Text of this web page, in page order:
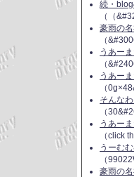
続・
（（
豪雨の
（
うあー
（
うあー
（
そんな
（
うあー
（click
うーむ
（
豪雨の